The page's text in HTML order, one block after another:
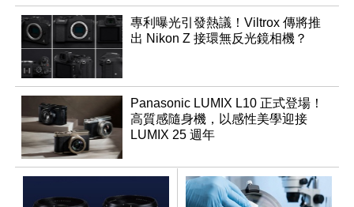
專利曝光引發熱議！Viltrox 傳將推
出 Nikon Z 接環無反光鏡相機？
Panasonic LUMIX L10 正式登場！
高質感隨身機，以感性美學迎接
LUMIX 25 週年